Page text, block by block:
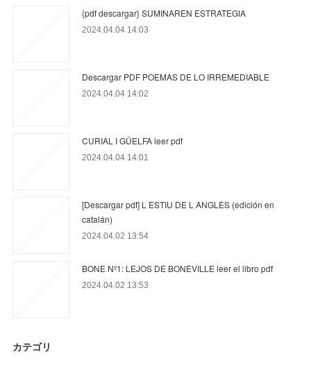
{pdf descargar} SUMINAREN ESTRATEGIA
2024.04.04 14:03
Descargar PDF POEMAS DE LO IRREMEDIABLE
2024.04.04 14:02
CURIAL I GÜELFA leer pdf
2024.04.04 14:01
[Descargar pdf] L ESTIU DE L ANGLES (edición en
catalán)
2024.04.02 13:54
BONE Nº1: LEJOS DE BONEVILLE leer el libro pdf
2024.04.02 13:53
カテゴリ